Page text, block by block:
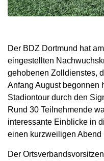
Der BDZ Dortmund hat
eingestellten
gehobenen Zolldienstes,
Anfang August begonnen
Stadiontour durch den
Rund 30 Teilnehmende
interessante Einblicke in
einen kurzweiligen Abend
Der